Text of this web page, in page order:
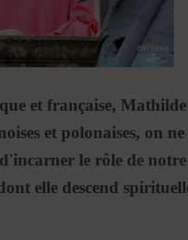
et française,
et polonaises, on
le rôle de
elle descend